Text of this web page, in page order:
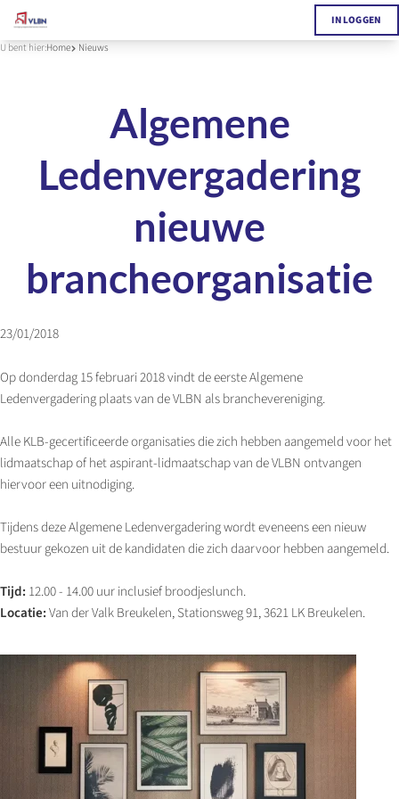
INLOGGEN
U bent hier:Home Nieuws
Algemene
Ledenvergadering
nieuwe
brancheorganisatie
23/01/2018
Op donderdag 15 februari 2018 vindt de eerste Algemene
Ledenvergadering plaats van de VLBN als branchevereniging.
Alle KLB-gecertificeerde organisaties die zich hebben aangemeld voor het
lidmaatschap of het aspirant-lidmaatschap van de VLBN ontvangen
hiervoor een uitnodiging.
Tijdens deze Algemene Ledenvergadering wordt eveneens een nieuw
bestuur gekozen uit de kandidaten die zich daarvoor hebben aangemeld.
Tijd: 12.00 - 14.00 uur inclusief broodjeslunch.
Locatie:Van der Valk Breukelen, Stationsweg 91, 3621 LK Breukelen.